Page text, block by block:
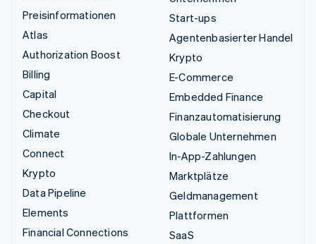
Preisinformationen
Atlas
Authorization Boost
Billing
Capital
Checkout
Climate
Connect
Krypto
Data Pipeline
Elements
Financial Connections
Start-ups
Agentenbasierter Handel
Krypto
E-Commerce
Embedded Finance
Finanzautomatisierung
Globale Unternehmen
In-App-Zahlungen
Marktplätze
Geldmanagement
Plattformen
SaaS